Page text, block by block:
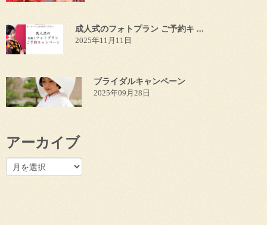
成人式のフォトプラン ご予約キ ...
2025年11月11日
ブライダルキャンペーン
2025年09月28日
アーカイブ